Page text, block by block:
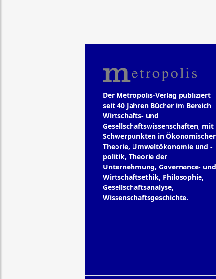
Der Metropolis-Verlag publiziert
seit 40 Jahren Bücher im Bereich
Wirtschafts- und
Gesellschaftswissenschaften, mit
Schwerpunkten in Ökonomischer
Theorie, Umweltökonomie und -
politik, Theorie der
Unternehmung, Governance- und
Wirtschaftsethik, Philosophie,
Gesellschaftsanalyse,
Wissenschaftsgeschichte.